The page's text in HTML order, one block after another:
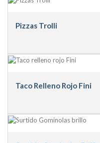
Pizzas Trolli
Taco Relleno Rojo Fini